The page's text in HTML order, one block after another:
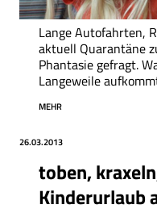
Lange Autofahrten,
aktuell Quarantäne
Phantasie gefragt.
Langeweile
MEHR
toben,
Kinderurlaub
Datum
26.03.2013